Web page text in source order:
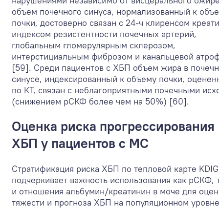
объем почечного синуса, нормализованный к
почки, достоверно связан с 24-ч клиренсом
индексом резистентности почечных артерий,
глобальным гломерулярным склерозом,
интерстициальным фиброзом и канальцевой
[59]. Среди пациентов с ХБП объем жира в
синусе, индексированный к объему почки,
по КТ, связан с неблагоприятными почечными
(снижением рСКФ более чем на 50%) [60].
Оценка риска прогрессирования
ХБП у пациентов с МС
Стратификация риска ХБП по тепловой карте
подчеркивает важность использования как рСКФ,
и отношения альбумин/креатинин в моче для
тяжести и прогноза ХБП на популяционном